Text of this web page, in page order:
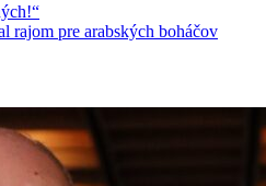
rajom pre arabských boháčov